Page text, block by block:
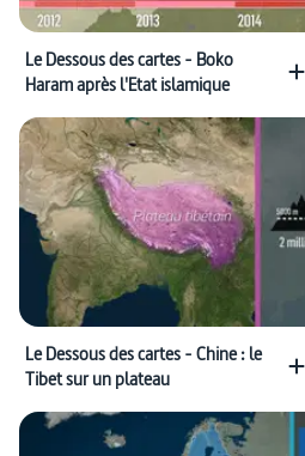
Le Dessous des cartes - Boko
Haram après l'Etat islamique
Le Dessous des cartes - Chine : le
Tibet sur un plateau